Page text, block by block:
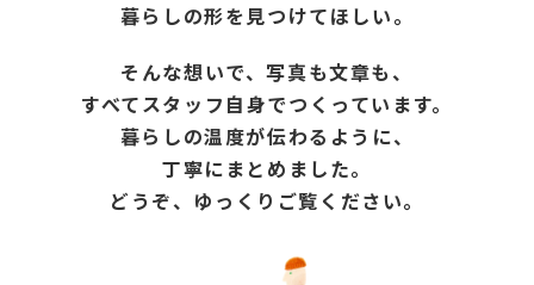
暮らしの形を見つけてほしい。
そんな想いで、写真も文章も、
すべてスタッフ自身でつくっています。
暮らしの温度が伝わるように、
丁寧にまとめました。
どうぞ、ゆっくりご覧ください。